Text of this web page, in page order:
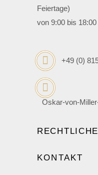
Feiertage)
von 9:00 bis
+49 (0)
Oskar-von-
KONTAKT